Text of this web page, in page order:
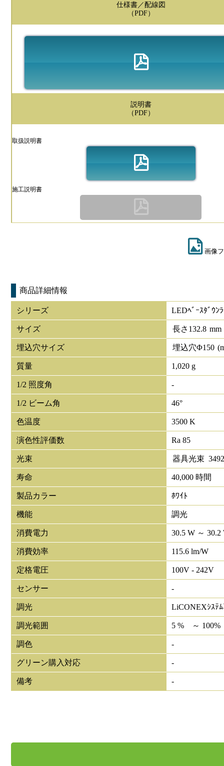
仕様書／配線図
（PDF）
説明書
（PDF）
取扱説明書
施工説明書
画像
商品詳細情報
シリーズ LEDﾍﾞｰｽﾀﾞｳﾝ
サイズ 長さ 132.8 mm
埋込穴サイズ 埋込穴Φ150
質量 1,020 g
1/2 照度角 -
1/2 ビーム角 46°
色温度 3500 K
演色性評価数 Ra 85
光束 器具光束
寿命 40,000 時間
製品カラー ﾎﾜｲﾄ
機能 調光
消費電力 30.5 W ～ 30.2
消費効率 115.6 lm/W
定格電圧 100V - 242V
センサー -
調光 LiCONEXｼｽﾃ
調光範囲 5 % ～ 100%
調色 -
グリーン購入対応 -
備考 -